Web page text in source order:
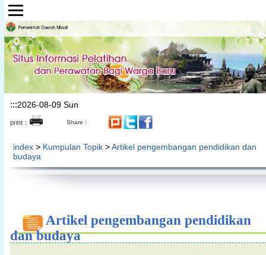
Lompat ke bagian konten utama
:::2026-08-09 Sun
print： Share：
index> Kumpulan Topik >Artikel pengembangan pendidikan dan
budaya
Artikel pengembangan pendidikan
dan budaya